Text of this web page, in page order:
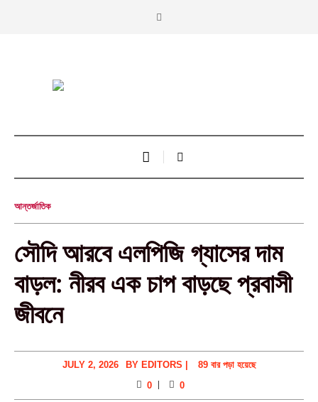
আন্তর্জাতিক
সৌদি আরবে এলপিজি গ্যাসের দাম
বাড়ল: নীরব এক চাপ বাড়ছে প্রবাসী
জীবনে
JULY 2, 2026 BY EDITORS
89 বার পড়া হয়েছে
0
0